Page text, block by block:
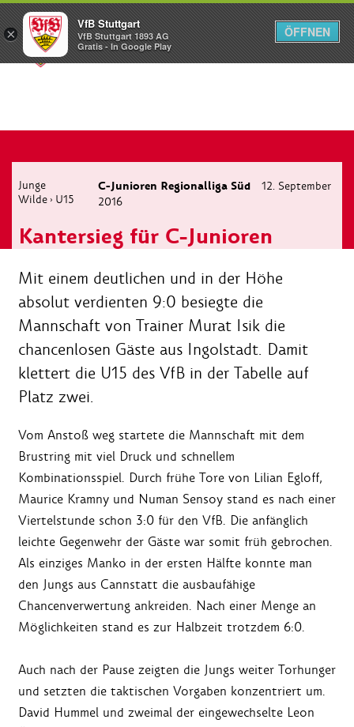
Menü
Junge
Wilde › U15
C-Junioren Regionalliga Süd
12. September
2016
Kantersieg für C-Junioren
Mit einem deutlichen und in der Höhe
absolut verdienten 9:0 besiegte die
Mannschaft von Trainer Murat Isik die
chancenlosen Gäste aus Ingolstadt. Damit
klettert die U15 des VfB in der Tabelle auf
Platz zwei.
Vom Anstoß weg startete die Mannschaft mit dem
Brustring mit viel Druck und schnellem
Kombinationsspiel. Durch frühe Tore von Lilian Egloff,
Maurice Kramny und Numan Sensoy stand es nach einer
Viertelstunde schon 3:0 für den VfB. Die anfänglich
leichte Gegenwehr der Gäste war somit früh gebrochen.
Als einziges Manko in der ersten Hälfte konnte man
den Jungs aus Cannstatt die ausbaufähige
Chancenverwertung ankreiden. Nach einer Menge an
Möglichkeiten stand es zur Halbzeit trotzdem 6:0.
Auch nach der Pause zeigten die Jungs weiter Torhunger
und setzten die taktischen Vorgaben konzentriert um.
David Hummel und zweimal der eingewechselte Leon
×
VfB Stuttgart
VfB Stuttgart 1893 AG
Gratis - In Google Play
ÖFFNEN